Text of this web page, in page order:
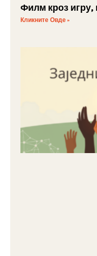
Филм кроз
Кликните Овде »